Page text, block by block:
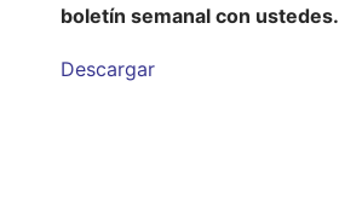
boletín semanal con ustedes.
Descargar